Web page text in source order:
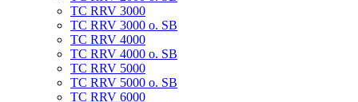
TC RRV 3000
TC RRV 3000 o. SB
TC RRV 4000
TC RRV 4000 o. SB
TC RRV 5000
TC RRV 5000 o. SB
TC RRV 6000